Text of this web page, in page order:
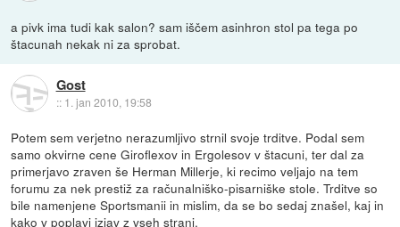
a pivk ima tudi kak salon? sam iščem asinhron stol pa tega po
štacunah nekak ni za sprobat.
Gost
:: 1. jan 2010, 19:58
Potem sem verjetno nerazumljivo strnil svoje trditve. Podal sem
samo okvirne cene Giroflexov in Ergolesov v štacuni, ter dal za
primerjavo zraven še Herman Millerje, ki recimo veljajo na tem
forumu za nek prestiž za računalniško-pisarniške stole. Trditve so
bile namenjene Sportsmanii in mislim, da se bo sedaj znašel, kaj in
kako v poplavi izjav z vseh strani.